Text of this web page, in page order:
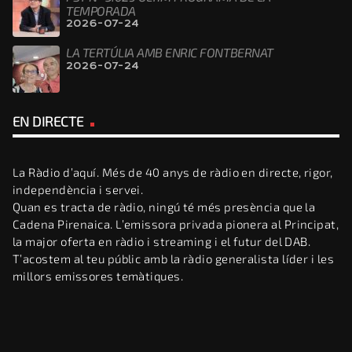
TEMPORADA
2026-07-24
LA TERTÚLIA AMB ENRIC FONTBERNAT
2026-07-24
EN DIRECTE
La Ràdio d’aquí. Més de 40 anys de ràdio en directe, rigor,
independència i servei.
Quan es tracta de ràdio, ningú té més presència que la
Cadena Pirenaica. L’emissora privada pionera al Principat,
la major oferta en ràdio i streaming i el futur del DAB.
T’acostem al teu públic amb la ràdio generalista líder i les
millors emissores temàtiques.